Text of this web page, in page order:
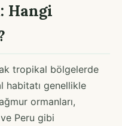
Hangi
tropikal bölgelerde
habitatı genellikle
ormanları,
Peru gibi